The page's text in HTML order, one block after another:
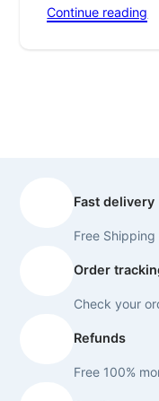
Continue reading
Fast delivery
Free
Order
Check your
Refunds
Free 100%